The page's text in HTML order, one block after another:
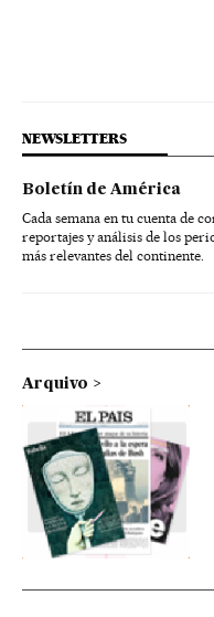
NEWSLETTERS
Boletín de América
Cada semana en tu cuenta de
reportajes y análisis de los
más relevantes del continente.
Arquivo